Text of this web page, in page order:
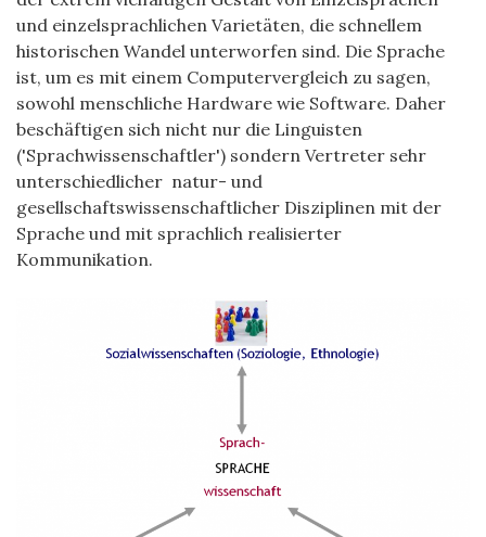
und einzelsprachlichen Varietäten, die schnellem
historischen Wandel unterworfen sind. Die Sprache
ist, um es mit einem Computervergleich zu sagen,
sowohl menschliche Hardware wie Software. Daher
beschäftigen sich nicht nur die Linguisten
('Sprachwissenschaftler') sondern Vertreter sehr
unterschiedlicher natur- und
gesellschaftswissenschaftlicher Disziplinen mit der
Sprache und mit sprachlich realisierter
Kommunikation.